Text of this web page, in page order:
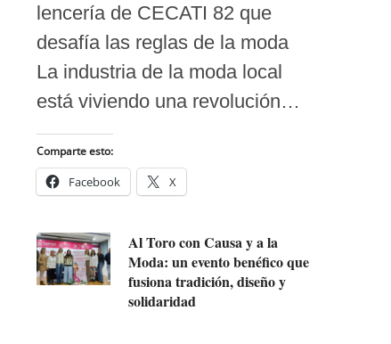
lencería de CECATI 82 que
desafía las reglas de la moda
La industria de la moda local
está viviendo una revolución…
Comparte esto:
Facebook X
Al Toro con Causa y a la
Moda: un evento benéfico que
fusiona tradición, diseño y
solidaridad